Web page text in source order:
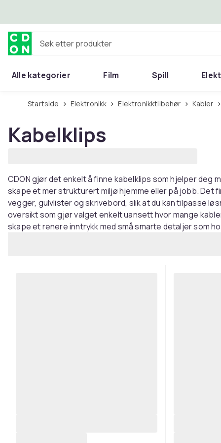
Søk etter produkter
Alle kategorier Film Spill
Startside Elektronikk Elektronikktilbehør Kabler
Kabelklips
CDON gjør det enkelt å finne kabelklips som hjelper deg
skape et mer strukturert miljø hjemme eller på jobb. Det
vegger, gulvlister og skrivebord, slik at du kan tilpasse
oversikt som gjør valget enkelt uansett hvor mange
skape et renere inntrykk med små smarte detaljer som